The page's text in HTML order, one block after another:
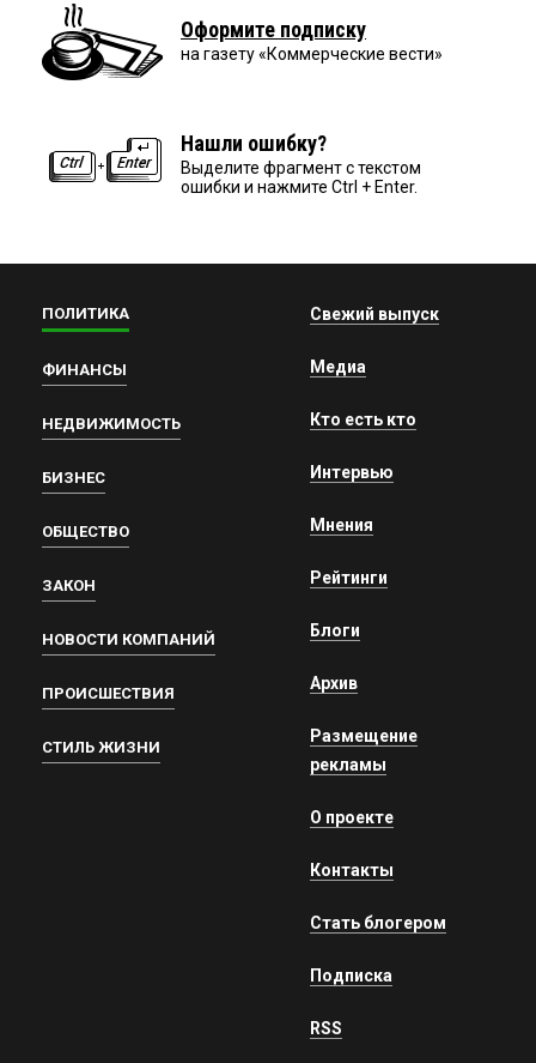
Оформите подписку
на газету «Коммерческие вести»
Нашли ошибку?
Выделите фрагмент с текстом
ошибки и нажмите Ctrl + Enter.
ПОЛИТИКА
ФИНАНСЫ
НЕДВИЖИМОСТЬ
БИЗНЕС
ОБЩЕСТВО
ЗАКОН
НОВОСТИ КОМПАНИЙ
ПРОИСШЕСТВИЯ
СТИЛЬ ЖИЗНИ
Свежий выпуск
Медиа
Кто есть кто
Интервью
Мнения
Рейтинги
Блоги
Архив
Размещение
рекламы
О проекте
Контакты
Стать блогером
Подписка
RSS